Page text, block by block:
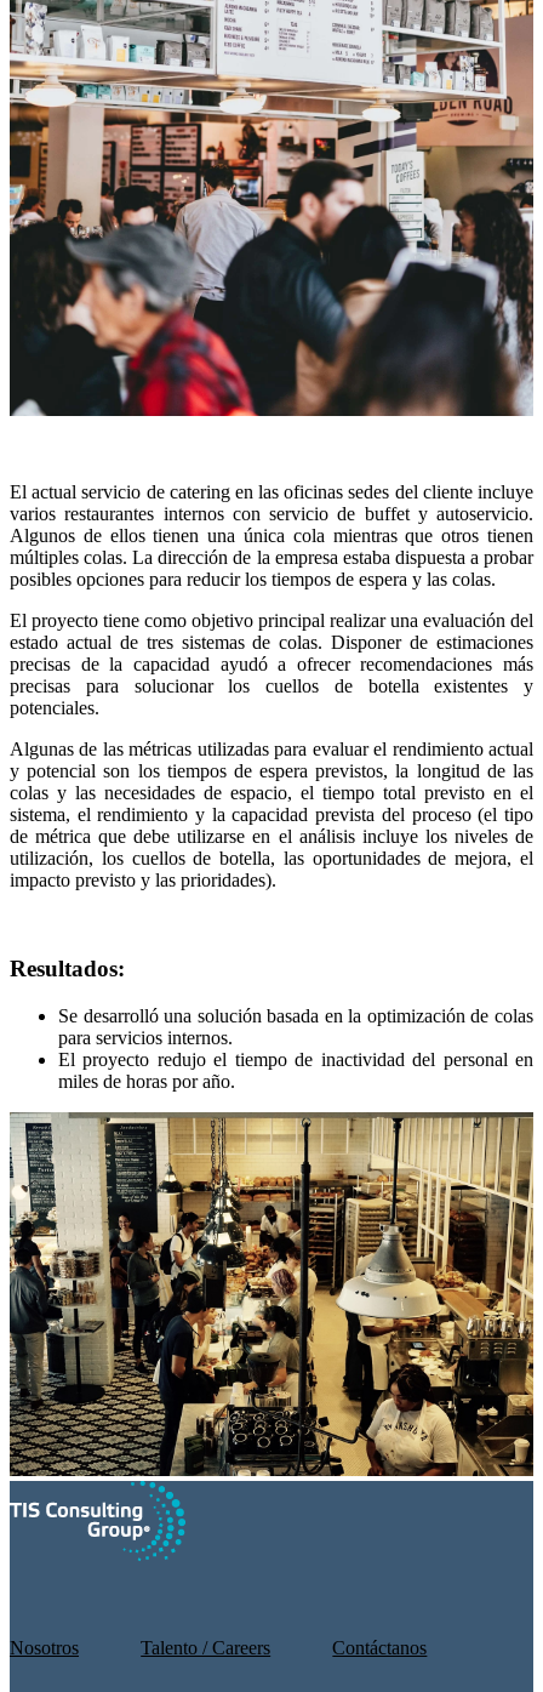
El actual servicio de catering en las oficinas sedes del cliente incluye
varios restaurantes internos con servicio de buffet y autoservicio.
Algunos de ellos tienen una única cola mientras que otros tienen
múltiples colas. La dirección de la empresa estaba dispuesta a probar
posibles opciones para reducir los tiempos de espera y las colas.
El proyecto tiene como objetivo principal realizar una evaluación del
estado actual de tres sistemas de colas. Disponer de estimaciones
precisas de la capacidad ayudó a ofrecer recomendaciones más
precisas para solucionar los cuellos de botella existentes y
potenciales.
Algunas de las métricas utilizadas para evaluar el rendimiento actual
y potencial son los tiempos de espera previstos, la longitud de las
colas y las necesidades de espacio, el tiempo total previsto en el
sistema, el rendimiento y la capacidad prevista del proceso (el tipo
de métrica que debe utilizarse en el análisis incluye los niveles de
utilización, los cuellos de botella, las oportunidades de mejora, el
impacto previsto y las prioridades).
Resultados:
Se desarrolló una solución basada en la optimización de colas
para servicios internos.
El proyecto redujo el tiempo de inactividad del personal en
miles de horas por año.
Nosotros Talento / Careers Contáctanos